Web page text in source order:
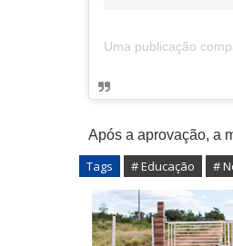
Após a aprovação, a
Tags # Educação #